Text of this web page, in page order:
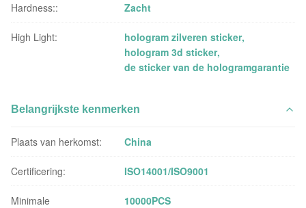
Hardness:: Zacht
High Light: hologram zilveren sticker,
hologram 3d sticker,
de sticker van de hologramgarantie
Belangrijkste kenmerken
Plaats van herkomst: China
Certificering: ISO14001/ISO9001
Minimale
10000PCS